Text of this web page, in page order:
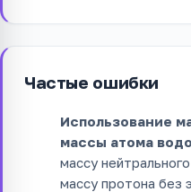
Частые ошибки
Использование
массы атома
массу
массу протона без